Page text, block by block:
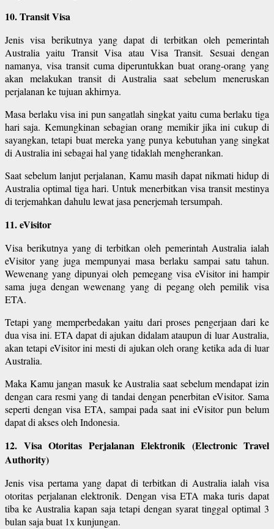
10. Transit Visa
Jenis visa berikutnya yang dapat di terbitkan oleh pemerintah
Australia yaitu Transit Visa atau Visa Transit. Sesuai dengan
namanya, visa transit cuma diperuntukkan buat orang-orang yang
akan melakukan transit di Australia saat sebelum meneruskan
perjalanan ke tujuan akhirnya.
Masa berlaku visa ini pun sangatlah singkat yaitu cuma berlaku tiga
hari saja. Kemungkinan sebagian orang memikir jika ini cukup di
sayangkan, tetapi buat mereka yang punya kebutuhan yang singkat
di Australia ini sebagai hal yang tidaklah mengherankan.
Saat sebelum lanjut perjalanan, Kamu masih dapat nikmati hidup di
Australia optimal tiga hari. Untuk menerbitkan visa transit mestinya
di terjemahkan dahulu lewat jasa penerjemah tersumpah.
11. eVisitor
Visa berikutnya yang di terbitkan oleh pemerintah Australia ialah
eVisitor yang juga mempunyai masa berlaku sampai satu tahun.
Wewenang yang dipunyai oleh pemegang visa eVisitor ini hampir
sama juga dengan wewenang yang di pegang oleh pemilik visa
ETA.
Tetapi yang memperbedakan yaitu dari proses pengerjaan dari ke
dua visa ini. ETA dapat di ajukan didalam ataupun di luar Australia,
akan tetapi eVisitor ini mesti di ajukan oleh orang ketika ada di luar
Australia.
Maka Kamu jangan masuk ke Australia saat sebelum mendapat izin
dengan cara resmi yang di tandai dengan penerbitan eVisitor. Sama
seperti dengan visa ETA, sampai pada saat ini eVisitor pun belum
dapat di akses oleh Indonesia.
12. Visa Otoritas Perjalanan Elektronik (Electronic Travel
Authority)
Jenis visa pertama yang dapat di terbitkan di Australia ialah visa
otoritas perjalanan elektronik. Dengan visa ETA maka turis dapat
tiba ke Australia kapan saja tetapi dengan syarat tinggal optimal 3
bulan saja buat 1x kunjungan.